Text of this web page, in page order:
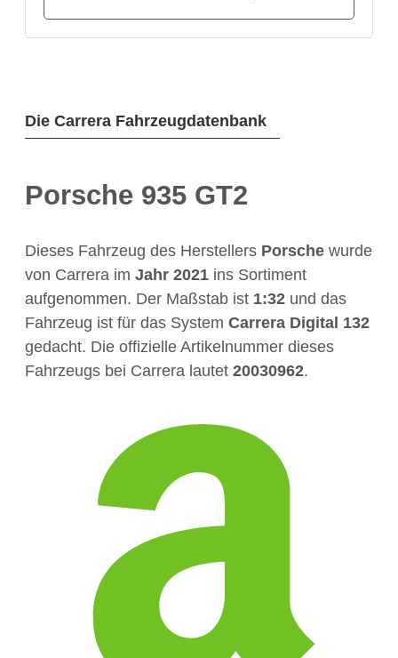
Die Carrera Fahrzeugdatenbank
Porsche 935 GT2
Dieses Fahrzeug des Herstellers Porsche wurde
von Carrera im Jahr 2021 ins Sortiment
aufgenommen. Der Maßstab ist 1:32 und das
Fahrzeug ist für das System Carrera Digital 132
gedacht. Die offizielle Artikelnummer dieses
Fahrzeugs bei Carrera lautet 20030962.